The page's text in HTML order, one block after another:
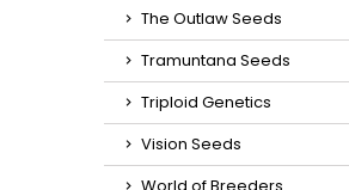
The Outlaw Seeds
Tramuntana Seeds
Triploid Genetics
Vision Seeds